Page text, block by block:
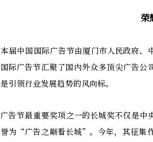
荣
本届中国国际广告节由厦门市人民政府、
国际广告节汇聚了国内外众多顶尖广告
是引领行业发展趋势的风向标。
广告节最重要奖项之一的长城奖不仅是
誉为“广告之巅看长城”。今年，其征集